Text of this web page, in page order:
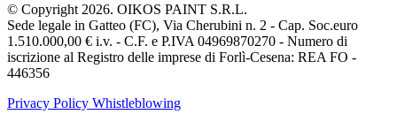
© Copyright 2026. OIKOS PAINT S.R.L.
Sede legale in Gatteo (FC), Via Cherubini n. 2 - Cap. Soc.euro
1.510.000,00 € i.v. - C.F. e P.IVA 04969870270 - Numero di
iscrizione al Registro delle imprese di Forlì-Cesena: REA FO -
446356
Privacy Policy Whistleblowing